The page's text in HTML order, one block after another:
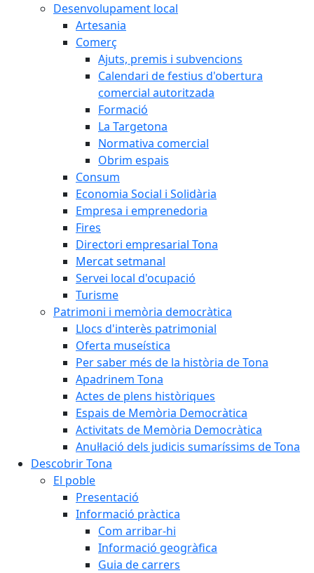
Desenvolupament local
Artesania
Comerç
Ajuts, premis i subvencions
Calendari de festius d'obertura
comercial autoritzada
Formació
La Targetona
Normativa comercial
Obrim espais
Consum
Economia Social i Solidària
Empresa i emprenedoria
Fires
Directori empresarial Tona
Mercat setmanal
Servei local d'ocupació
Turisme
Patrimoni i memòria democràtica
Llocs d'interès patrimonial
Oferta museística
Per saber més de la història de Tona
Apadrinem Tona
Actes de plens històriques
Espais de Memòria Democràtica
Activitats de Memòria Democràtica
Anul·lació dels judicis sumaríssims de Tona
Descobrir Tona
El poble
Presentació
Informació pràctica
Com arribar-hi
Informació geogràfica
Guia de carrers